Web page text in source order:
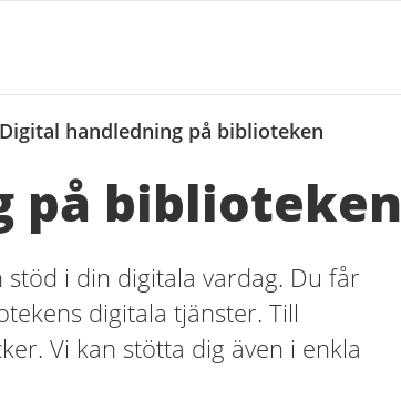
Digital handledning på biblioteken
på biblioteken
i din digitala vardag. Du får
digitala tjänster. Till
Vi kan stötta dig även i enkla